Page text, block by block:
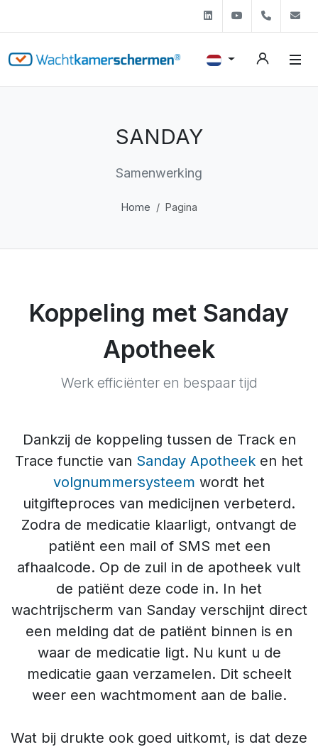
LinkedinYoutube+31
SANDAY
Samenwerking
Home Pagina
Koppeling met Sanday
Apotheek
Werk efficiënter en bespaar tijd
Dankzij de koppeling tussen de Track en
Trace functie van Sanday Apotheek en het
volgnummersysteem wordt het
uitgifteproces van medicijnen verbeterd.
Zodra de medicatie klaarligt, ontvangt de
patiënt een mail of SMS met een
afhaalcode. Op de zuil in de apotheek vult
de patiënt deze code in. In het
wachtrijscherm van Sanday verschijnt direct
een melding dat de patiënt binnen is en
waar de medicatie ligt. Nu kunt u de
medicatie gaan verzamelen. Dit scheelt
weer een wachtmoment aan de balie.
Wat bij drukte ook goed uitkomt, is dat deze